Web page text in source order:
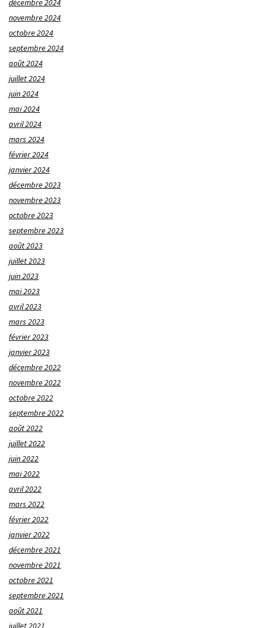
décembre 2024
novembre 2024
octobre 2024
septembre 2024
août 2024
juillet 2024
juin 2024
mai 2024
avril 2024
mars 2024
février 2024
janvier 2024
décembre 2023
novembre 2023
octobre 2023
septembre 2023
août 2023
juillet 2023
juin 2023
mai 2023
avril 2023
mars 2023
février 2023
janvier 2023
décembre 2022
novembre 2022
octobre 2022
septembre 2022
août 2022
juillet 2022
juin 2022
mai 2022
avril 2022
mars 2022
février 2022
janvier 2022
décembre 2021
novembre 2021
octobre 2021
septembre 2021
août 2021